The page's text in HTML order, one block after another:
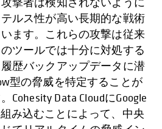
ルス性が高い長期的な戦術
ます。これらの攻撃は従来
ツールでは十分に対処する
歴バックアップデータに潜
型の脅威を特定することが
Cohesity Data CloudにGoogle
み込むことによって、中央